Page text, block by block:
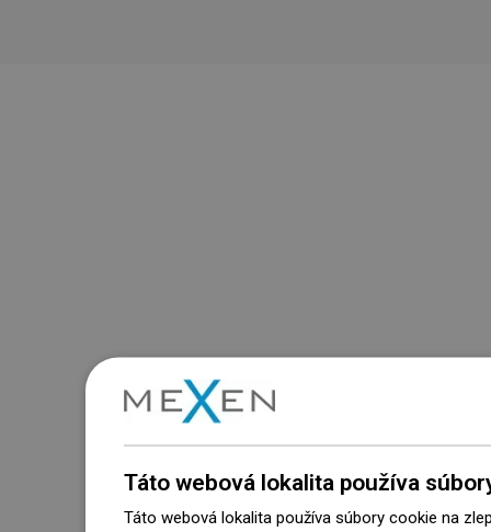
Táto webová lokalita používa
Táto webová lokalita používa súbory cookie na